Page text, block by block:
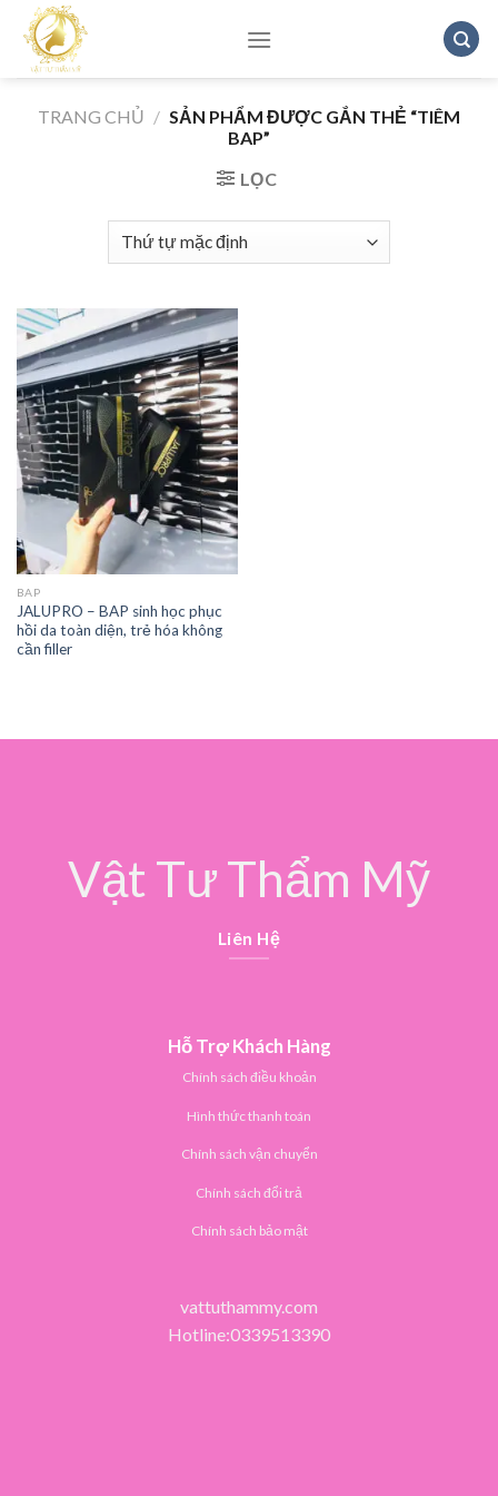
content
TRANG CHỦ / SẢN PHẨM ĐƯỢC GẮN THẺ “TIÊM
BAP”
LỌC
BAP
JALUPRO – BAP sinh học phục
hồi da toàn diện, trẻ hóa không
cần filler
Vật Tư Thẩm Mỹ
Liên Hệ
Hỗ Trợ Khách Hàng
Chính sách điều khoản
Hình thức thanh toán
Chính sách vận chuyển
Chính sách đổi trả
Chính sách bảo mật
vattuthammy.com
Hotline:0339513390